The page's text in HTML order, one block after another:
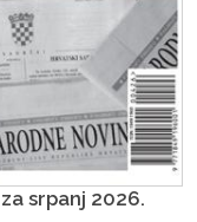
srpanj 2026.